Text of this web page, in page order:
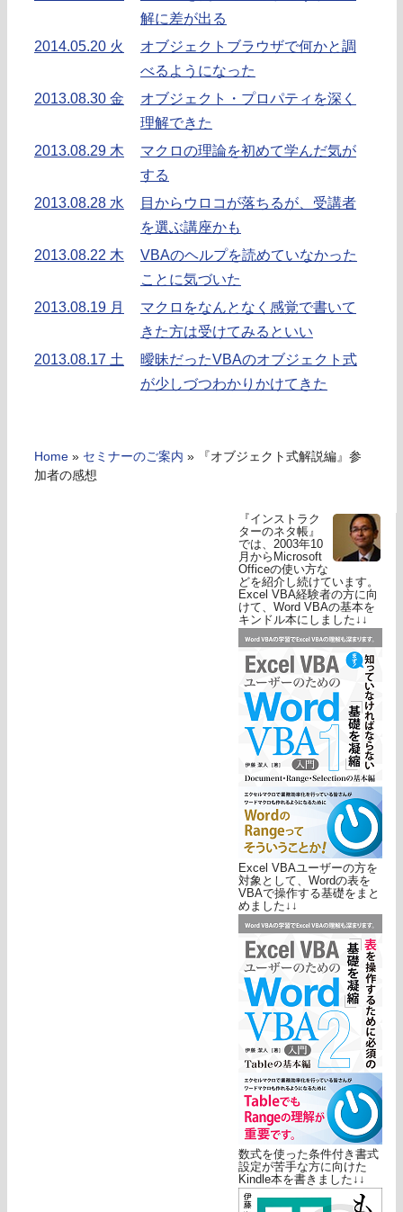
解に差が出る
2014.05.20 火
オブジェクトブラウザで何かと調
べるようになった
2013.08.30 金
オブジェクト・プロパティを深く
理解できた
2013.08.29 木
マクロの理論を初めて学んだ気が
する
2013.08.28 水
目からウロコが落ちるが、受講者
を選ぶ講座かも
2013.08.22 木
VBAのヘルプを読めていなかった
ことに気づいた
2013.08.19 月
マクロをなんとなく感覚で書いて
きた方は受けてみるといい
2013.08.17 土
曖昧だったVBAのオブジェクト式
が少しづつわかりかけてきた
Home » セミナーのご案内 »
『オブジェクト式解説編』参
加者の感想
『インストラク
ターのネタ帳』
では、2003年10
月からMicrosoft
Officeの使い方な
どを紹介し続けています。
Excel VBA経験者の方に向
けて、Word VBAの基本を
キンドル本にしました↓↓
Excel VBAユーザーの方を
対象として、Wordの表を
VBAで操作する基礎をまと
めました↓↓
数式を使った条件付き書式
設定が苦手な方に向けた
Kindle本を書きました↓↓